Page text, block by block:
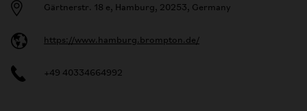
Gärtnerstr. 18 e, Hamburg, 20253, Germany
https://www.hamburg.brompton.de/
+49 40334664992